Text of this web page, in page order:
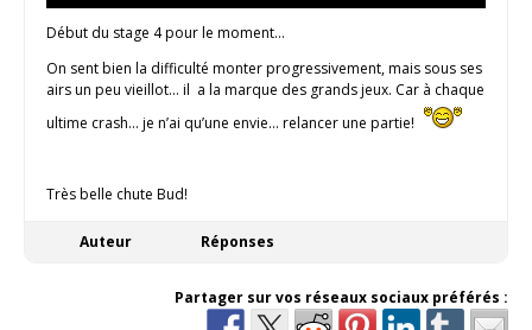
Début du stage 4 pour le moment…
On sent bien la difficulté monter progressivement, mais sous ses
airs un peu vieillot… il a la marque des grands jeux. Car à chaque
ultime crash… je n’ai qu’une envie… relancer une partie!
Très belle chute Bud!
Auteur Réponses
Partager sur vos réseaux sociaux préférés :